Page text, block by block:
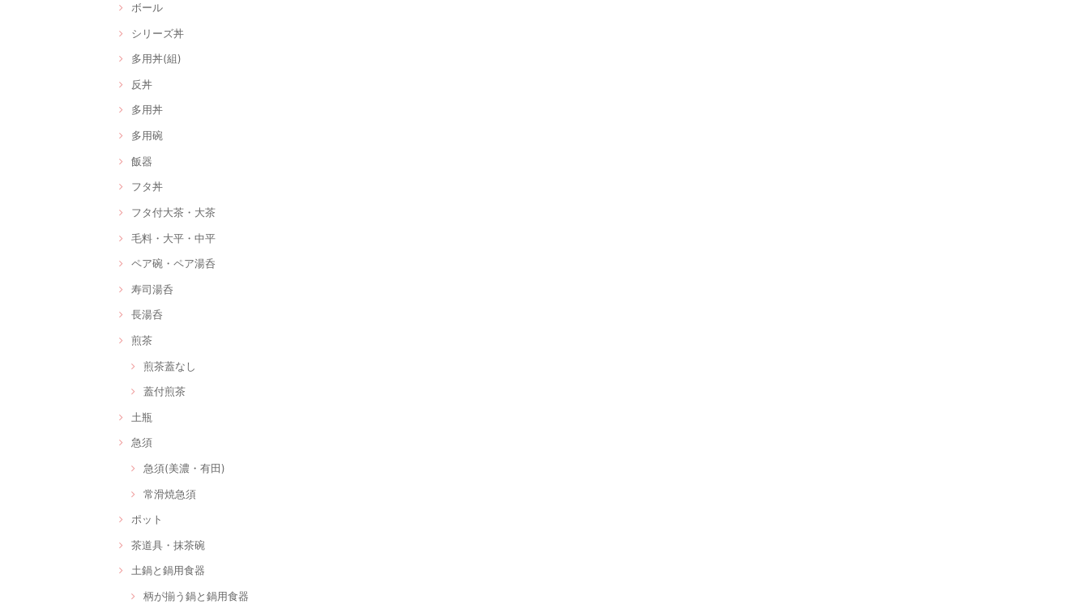
ボール
シリーズ丼
多用丼(組)
反丼
多用丼
多用碗
飯器
フタ丼
フタ付大茶・大茶
毛料・大平・中平
ペア碗・ペア湯呑
寿司湯呑
長湯呑
煎茶
煎茶蓋なし
蓋付煎茶
土瓶
急須
急須(美濃・有田)
常滑焼急須
ポット
茶道具・抹茶碗
土鍋と鍋用食器
柄が揃う鍋と鍋用食器